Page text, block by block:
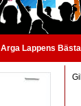
Arga Lappens Bästa